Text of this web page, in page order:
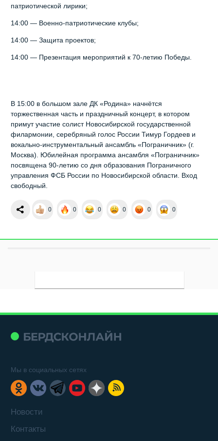
патриотической лирики;
14:00 — Военно-патриотические клубы;
14:00 — Защита проектов;
14:00 — Презентация мероприятий к 70-летию Победы.
В 15:00 в большом зале ДК «Родина» начнётся
торжественная часть и праздничный концерт, в котором
примут участие солист Новосибирской государственной
филармонии, серебряный голос России Тимур Гордеев и
вокально-инструментальный ансамбль «Пограничник» (г.
Москва). Юбилейная программа ансамбля «Пограничник»
посвящена 90-летию со дня образования Пограничного
управления ФСБ России по Новосибирской области. Вход
свободный.
0 0 0 0 0 0
Новости
Контакты
Мы в социальных сетях